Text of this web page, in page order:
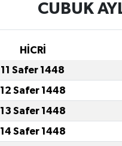
CUBUK
HİCRİ
11 Safer 1448
12 Safer 1448
13 Safer 1448
14 Safer 1448